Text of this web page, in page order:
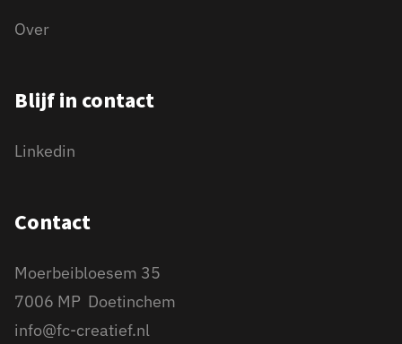
Over
Blijf in contact
Linkedin
Contact
Moerbeibloesem 35
7006 MP Doetinchem
info@fc-creatief.nl